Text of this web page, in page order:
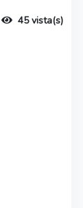
45 vista(s)